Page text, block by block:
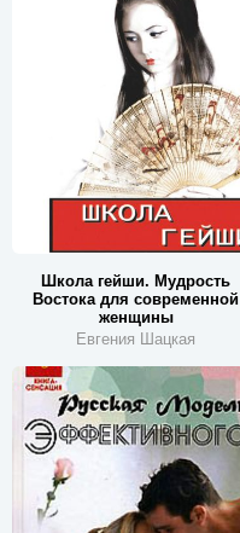
Школа гейши. Мудрость
Востока для современной
женщины
Евгения Шацкая